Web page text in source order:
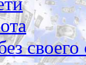
своего